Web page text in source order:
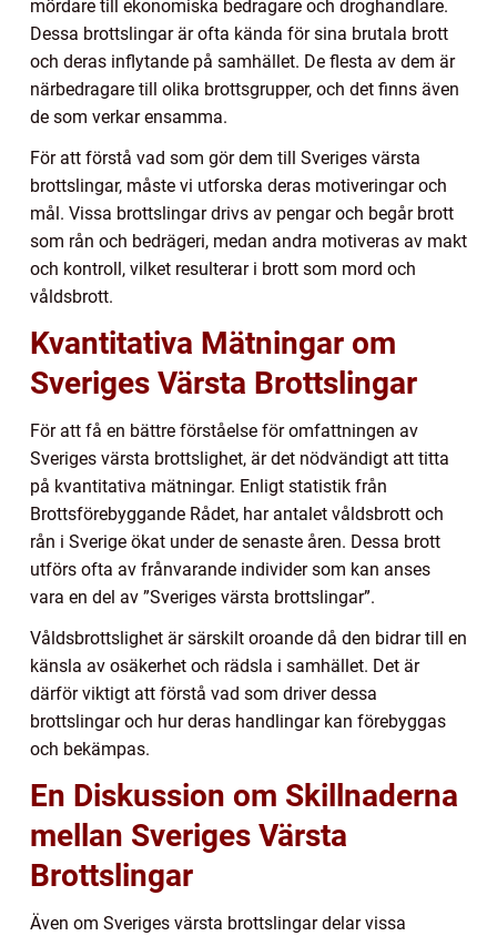
mördare till ekonomiska bedragare och droghandlare.
Dessa brottslingar är ofta kända för sina brutala brott
och deras inflytande på samhället. De flesta av dem är
närbedragare till olika brottsgrupper, och det finns även
de som verkar ensamma.
För att förstå vad som gör dem till Sveriges värsta
brottslingar, måste vi utforska deras motiveringar och
mål. Vissa brottslingar drivs av pengar och begår brott
som rån och bedrägeri, medan andra motiveras av makt
och kontroll, vilket resulterar i brott som mord och
våldsbrott.
Kvantitativa Mätningar om
Sveriges Värsta Brottslingar
För att få en bättre förståelse för omfattningen av
Sveriges värsta brottslighet, är det nödvändigt att titta
på kvantitativa mätningar. Enligt statistik från
Brottsförebyggande Rådet, har antalet våldsbrott och
rån i Sverige ökat under de senaste åren. Dessa brott
utförs ofta av frånvarande individer som kan anses
vara en del av ”Sveriges värsta brottslingar”.
Våldsbrottslighet är särskilt oroande då den bidrar till en
känsla av osäkerhet och rädsla i samhället. Det är
därför viktigt att förstå vad som driver dessa
brottslingar och hur deras handlingar kan förebyggas
och bekämpas.
En Diskussion om Skillnaderna
mellan Sveriges Värsta
Brottslingar
Även om Sveriges värsta brottslingar delar vissa